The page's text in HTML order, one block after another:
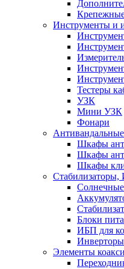
Инструменты и
Тестеры
УЗК
Мини УЗК
Фонари
Шкафы
Шкафы
Шкафы
Стабилизаторы,
Блоки
ИБП для
Инверторы
Элементы